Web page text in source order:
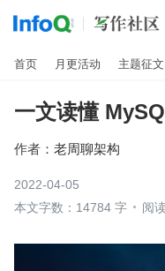
首页 月更活动 主题征文
一文读懂
作者： 老周聊架构
2022-04-05
本文字数：14784 字
阅